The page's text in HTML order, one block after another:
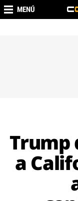
MENÚ
Trump
a